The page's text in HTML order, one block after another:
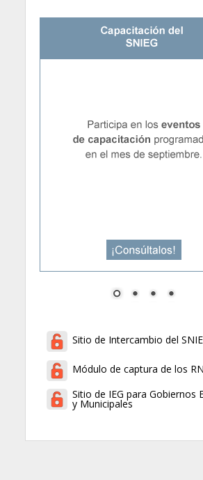
Sitio de Intercambio del
Módulo de captura de los
Sitio de IEG para Gobiernos
y Municipales